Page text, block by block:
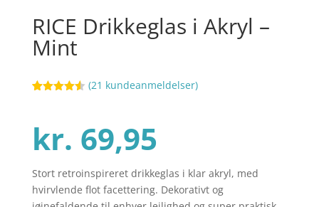
RICE Drikkeglas i Akryl –
Mint
baseret
på
kundebedø
(21 kundeanmeldelser)
kr. 69,95
Stort retroinspireret drikkeglas i klar akryl, med
hvirvlende flot facettering. Dekorativt og